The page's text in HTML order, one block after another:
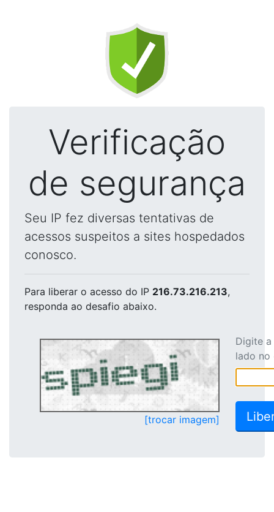
Verificação
de segurança
Seu IP fez diversas tentativas de
acessos suspeitos a sites hospedados
conosco.
Para liberar o acesso do IP 216.73.216.213,
responda ao desafio abaixo.
[trocar imagem]
Digite
lado no